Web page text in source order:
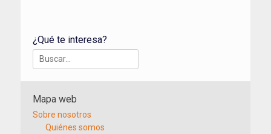
¿Qué te interesa?
Buscar:
Mapa web
Sobre nosotros
Quiénes somos